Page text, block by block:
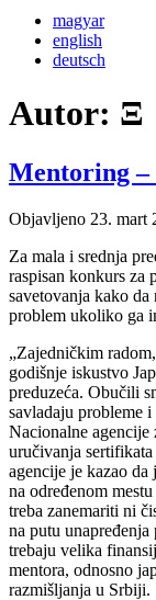
magyar
english
deutsch
Autor: Ξ
Mentoring –
Objavljeno 23. mart
Za mala i srednja
raspisan konkurs za
savetovanja kako
problem ukoliko ga
„Zajedničkim
godišnje iskustvo
preduzeća. Obučili
savladaju probleme
Nacionalne
uručivanja
agencije je kazao
na određenom
treba zanemariti ni
na putu
trebaju velika
mentora, odnosno
razmišljanja u Srbiji.